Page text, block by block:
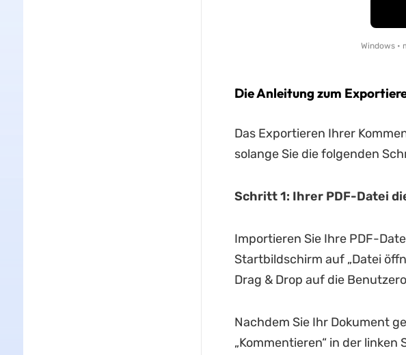
Windows •
Die Anleitung zum
Das Exportieren Ihrer
solange Sie die folgenden
Schritt 1: Ihrer PDF-Datei
Importieren Sie Ihre PDF-
Startbildschirm auf „Datei
Drag & Drop auf die
Nachdem Sie Ihr Dokument
„Kommentieren“ in der